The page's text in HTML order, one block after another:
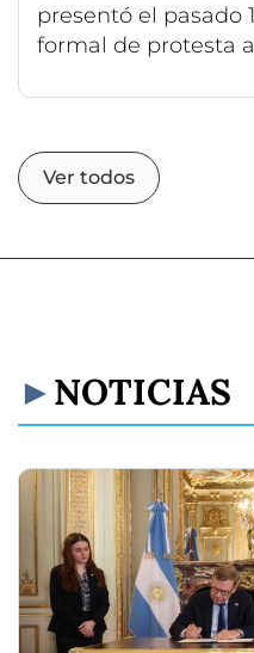
presentó el pasado
formal de protesta
Ver todos
NOTICIAS